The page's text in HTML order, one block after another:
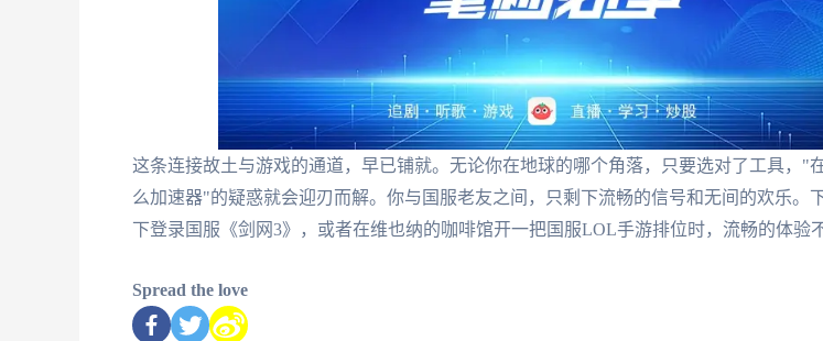
这条连接故土与游戏的通道，早已铺就。无论你在地球的哪个角落，只要选对了工具，"
么加速器"的疑惑就会迎刃而解。你与国服老友之间，只剩下流畅的信号和无间的欢乐。
下登录国服《剑网3》，或者在维也纳的咖啡馆开一把国服LOL手游排位时，流畅的体验
Spread the love